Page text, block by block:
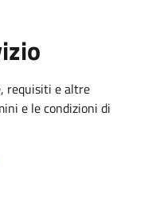
requisiti e altre
e le condizioni di